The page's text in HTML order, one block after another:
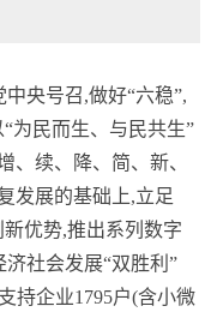
央号召,做好“六稳”,
为民而生、与民共生”
、续、降、简、新、
发展的基础上,立足
优势,推出系列数字
社会发展“双胜利”
持企业1795户(含小微